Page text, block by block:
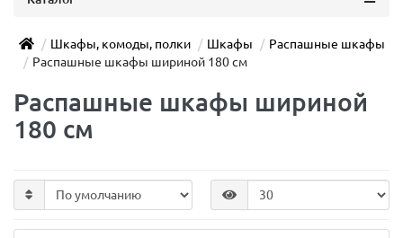
Шкафы, комоды, полки Шкафы
Распашные шкафы
Распашные шкафы шириной 180 см
Распашные шкафы шириной
180 см